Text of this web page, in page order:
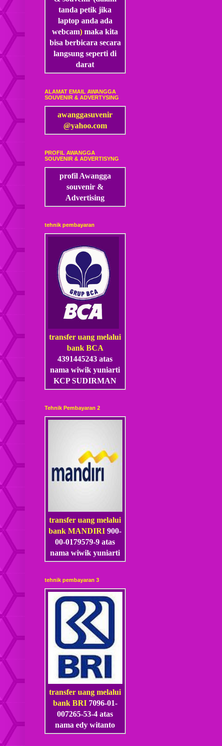
tanda petik jika
laptop anda ada
webcam)maka kita
bisa berbicara secara
langsung seperti di
darat
ALAMAT EMAIL AWANGGA
SOUVENIR & ADVERTYSING
awanggasuvenir
@yahoo.com
PROFIL AWANGGA
SOUVENIR & ADVERTISYNG
profil Awangga
souvenir &
Advertising
tehnik pembayaran
transfer uang melalui
bank BCA
4391445243 atas
nama wiwik yuniarti
KCP SUDIRMAN
Tehnik Pembayaran 2
transfer uang melalui
bank MANDIRI900-
00-0179579-9 atas
nama wiwik yuniarti
tehnik pembayaran 3
transfer uang melalui
bank BRI 7096-01-
007265-53-4 atas
nama edy witanto